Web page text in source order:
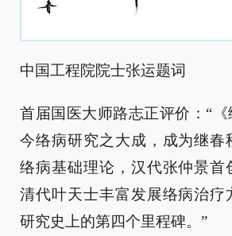
中国工程院院士张运题词
首届国医大师路志正评价：“
今络病研究之大成，成为继春
络病基础理论，汉代张仲景首
清代叶天士丰富发展络病治疗
研究史上的第四个里程碑。”